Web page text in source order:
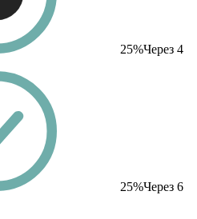
25%Через 4
25%Через 6